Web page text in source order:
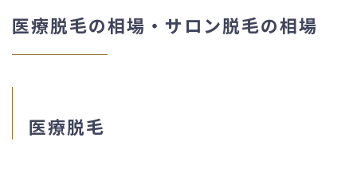
医療脱毛の相場・サロン脱毛の相場
医療脱毛